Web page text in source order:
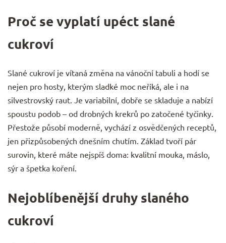
Proč se vyplatí upéct slané
cukroví
Slané cukroví je vítaná změna na vánoční tabuli a hodí se
nejen pro hosty, kterým sladké moc neříká, ale i na
silvestrovský raut. Je variabilní, dobře se skladuje a nabízí
spoustu podob – od drobných krekrů po zatočené tyčinky.
Přestože působí moderně, vychází z osvědčených receptů,
jen přizpůsobených dnešním chutím. Základ tvoří pár
surovin, které máte nejspíš doma: kvalitní mouka, máslo,
sýr a špetka koření.
Nejoblíbenější druhy slaného
cukroví